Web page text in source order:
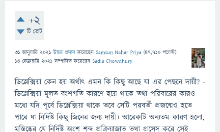
+2
টি ভোট
31 জানুয়ারি 2021 উত্তর প্রদান করেছেন Samsun Nahar Priya (47,710 পয়েন্ট)
14 ফেব্রুয়ারি 2021 সম্পাদিত করেছেন Sadia Chowdhury
ডিস্লেক্সিয়া কেন হয় অর্থাৎ এমন কি কিছু আছে যা এর পেছনে দায়ী? -
ডিস্লেক্সিয়া মূলত বংশগতি কারণে হয়ে থাকে তথা পরিবারের কারও
মধ্যে যদি পূর্বে ডিস্লেক্সিয়া থাকে তবে সেটি পরবর্তী প্রজন্মেও হতে
পারে যা নির্দিষ্ট কিছু জিনের জন্য দায়ী। আরেকটি অন্যতম কারণ হলো,
মস্তিষ্কের যে নির্দিষ্ট অংশ শব্দ প্রক্রিয়াজাত তথা প্রসেস করে সেই